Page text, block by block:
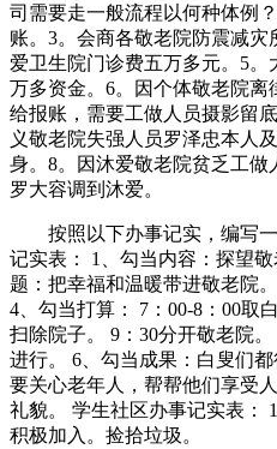
司需要走一般流程以何种体例
账。3。会商各敬老院防震减
爱卫生院门诊费五万多元。5
万多资金。6。因个体敬老院
给报账，需要工做人员摄影留
义敬老院失强人员罗泽忠本人
身。8。因沐爱敬老院贫乏工
罗大容调到沐爱。
按照以下办事记实，编写一
记实表： 1、勾当内容：探望
题：把幸福和温暖带进敬老院
4、勾当打算： 7：00-8：00取
扫除院子。 9：30分开敬老院
进行。 6、勾当成果：白叟们
要关心老年人，帮帮他们享受
礼貌。 学生社区办事记实表：
积极加入。捡拾垃圾。